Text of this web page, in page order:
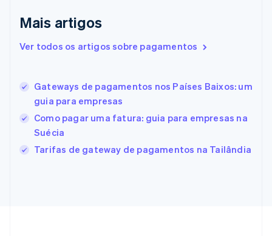
Mais artigos
Ver todos os artigos sobre pagamentos
Gateways de pagamentos nos Países Baixos: um
guia para empresas
Como pagar uma fatura: guia para empresas na
Suécia
Tarifas de gateway de pagamentos na Tailândia
Espanha
English
Estados Unidos
Finlândia
EnglishSvenska
França
Français
English